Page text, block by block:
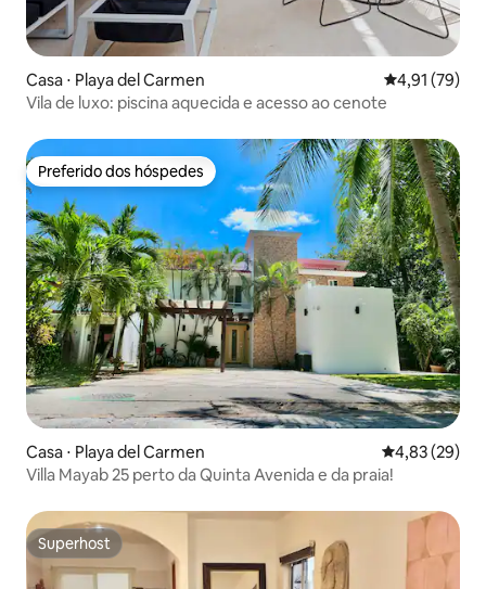
Casa ⋅ Playa del Carmen 4,91 de uma
4,91 (79)
Vila de luxo: piscina aquecida e acesso ao cenote
Preferido dos hóspedes
Preferido dos hóspedes
Casa ⋅ Playa del Carmen 4,83 de uma
4,83 (29)
Villa Mayab 25 perto da Quinta Avenida e da praia!
Superhost
Superhost